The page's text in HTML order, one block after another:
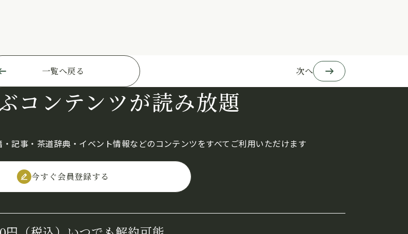
次へ
一覧へ戻る
コンテンツが読み放題
記事・茶道辞典・イベント情報などのコンテンツをすべてご利用いただけます
今すぐ会員登録する